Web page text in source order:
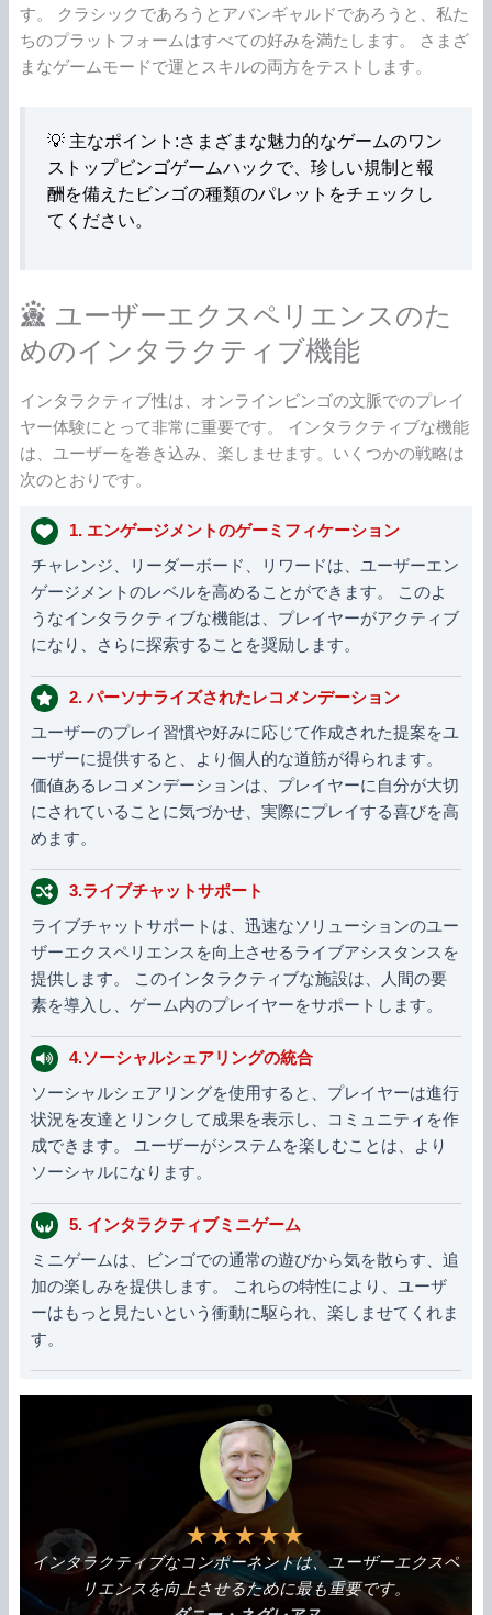
す。 クラシックであろうとアバンギャルドであろうと、私た
ちのプラットフォームはすべての好みを満たします。 さまざ
まなゲームモードで運とスキルの両方をテストします。
💡 主なポイント:さまざまな魅力的なゲームのワン
ストップビンゴゲームハックで、珍しい規制と報
酬を備えたビンゴの種類のパレットをチェックし
てください。
ユーザーエクスペリエンスのた
めのインタラクティブ機能
インタラクティブ性は、オンラインビンゴの文脈でのプレイ
ヤー体験にとって非常に重要です。 インタラクティブな機能
は、ユーザーを巻き込み、楽しませます。いくつかの戦略は
次のとおりです。
1. エンゲージメントのゲーミフィケーション
チャレンジ、リーダーボード、リワードは、ユーザーエン
ゲージメントのレベルを高めることができます。 このよ
うなインタラクティブな機能は、プレイヤーがアクティブ
になり、さらに探索することを奨励します。
2. パーソナライズされたレコメンデーション
ユーザーのプレイ習慣や好みに応じて作成された提案をユ
ーザーに提供すると、より個人的な道筋が得られます。
価値あるレコメンデーションは、プレイヤーに自分が大切
にされていることに気づかせ、実際にプレイする喜びを高
めます。
3.ライブチャットサポート
ライブチャットサポートは、迅速なソリューションのユー
ザーエクスペリエンスを向上させるライブアシスタンスを
提供します。 このインタラクティブな施設は、人間の要
素を導入し、ゲーム内のプレイヤーをサポートします。
4.ソーシャルシェアリングの統合
ソーシャルシェアリングを使用すると、プレイヤーは進行
状況を友達とリンクして成果を表示し、コミュニティを作
成できます。 ユーザーがシステムを楽しむことは、より
ソーシャルになります。
5. インタラクティブミニゲーム
ミニゲームは、ビンゴでの通常の遊びから気を散らす、追
加の楽しみを提供します。 これらの特性により、ユーザ
ーはもっと見たいという衝動に駆られ、楽しませてくれま
す。
★★★★★
インタラクティブなコンポーネントは、ユーザーエクスペ
リエンスを向上させるために最も重要です。